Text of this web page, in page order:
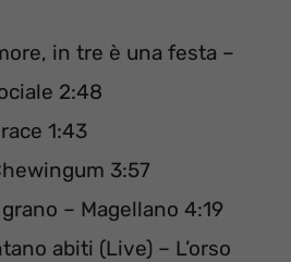
in tre è una festa –
2:48
1:43
3:57
– Magellano 4:19
abiti (Live) – L’orso